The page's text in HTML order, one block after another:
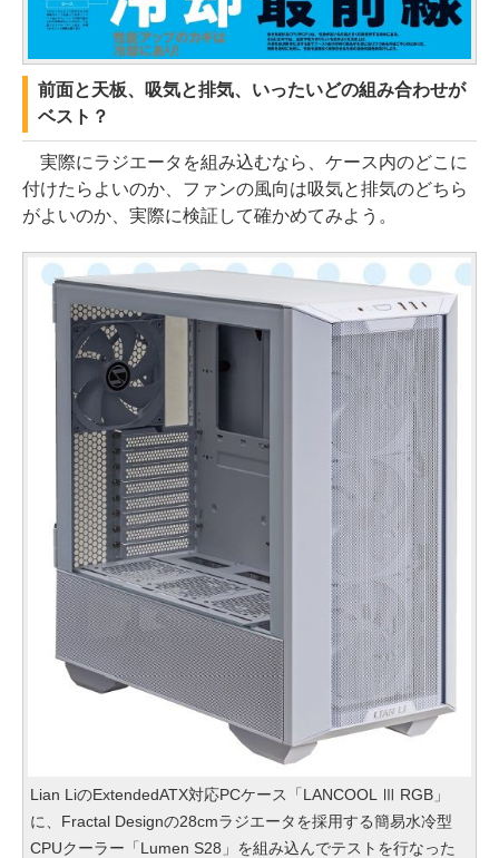
前面と天板、吸気と排気、いったいどの組み合わせが
ベスト？
実際にラジエータを組み込むなら、ケース内のどこに
付けたらよいのか、ファンの風向は吸気と排気のどちら
がよいのか、実際に検証して確かめてみよう。
Lian LiのExtendedATX対応PCケース「LANCOOL Ⅲ RGB」
に、Fractal Designの28cmラジエータを採用する簡易水冷型
CPUクーラー「Lumen S28」を組み込んでテストを行なった